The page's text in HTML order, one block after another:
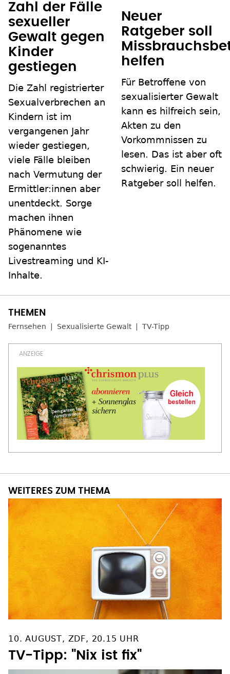
Zahl der Fälle
sexueller
Gewalt gegen
Kinder
gestiegen
Die Zahl registrierter
Sexualverbrechen an
Kindern ist im
vergangenen Jahr
wieder gestiegen,
viele Fälle bleiben
nach Vermutung der
Ermittler:innen aber
unentdeckt. Sorge
machen ihnen
Phänomene wie
sogenanntes
Livestreaming und KI-
Inhalte.
Neuer
Ratgeber soll
helfen
Für Betroffene von
sexualisierter Gewalt
kann es hilfreich sein,
Akten zu den
Vorkommnissen zu
lesen. Das ist aber oft
schwierig. Ein neuer
Ratgeber soll helfen.
Fernsehen Sexualisierte Gewalt TV-Tipp
WEITERES ZUM THEMA
10. AUGUST, ZDF, 20.15 UHR
TV-Tipp: "Nix ist fix"